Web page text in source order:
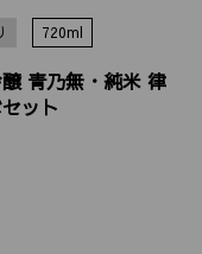
720ml
青乃無・純米 律
ット